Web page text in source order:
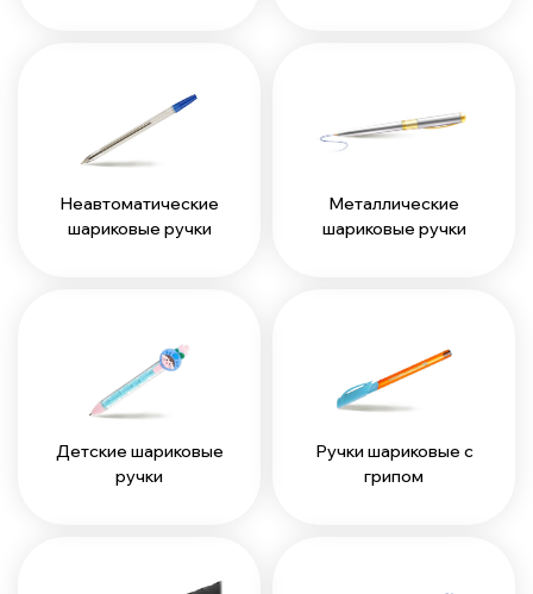
Неавтоматические
шариковые ручки
Металлические
шариковые ручки
Детские шариковые
ручки
Ручки шариковые с
грипом